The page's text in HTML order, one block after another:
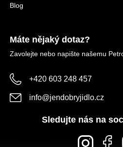
Blog
Máte nějaký dotaz?
Zavolejte nebo napište našemu
+420 603 248 457
info@jendobryjidlo.cz
Sledujte nás na